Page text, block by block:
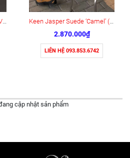
Nike Air Rift "Black Flower"(IV5682-001) Keen Jasper Suede ‘Camel’ (1004337)
2.870.000₫
LIÊN HỆ 093.853.6742
cập nhật sản phẩm